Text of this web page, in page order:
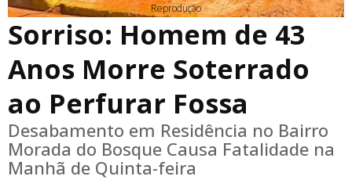
Reprodução
Sorriso: Homem de 43
Anos Morre Soterrado
ao Perfurar Fossa
Desabamento em Residência no Bairro
Morada do Bosque Causa Fatalidade na
Manhã de Quinta-feira